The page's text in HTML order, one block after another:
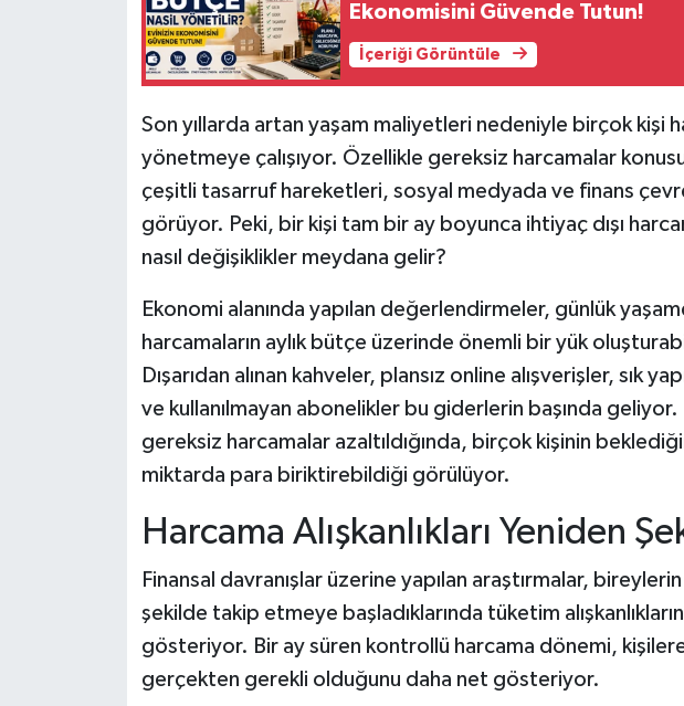
Ekonomisini Güvende Tutun!
İçeriği Görüntüle
Son yıllarda artan yaşam maliyetleri nedeniyle birçok kişi
yönetmeye çalışıyor. Özellikle gereksiz harcamalar
çeşitli tasarruf hareketleri, sosyal medyada ve finans
görüyor. Peki, bir kişi tam bir ay boyunca ihtiyaç dışı
nasıl değişiklikler meydana gelir?
Ekonomi alanında yapılan değerlendirmeler, günlük
harcamaların aylık bütçe üzerinde önemli bir yük
Dışarıdan alınan kahveler, plansız online alışverişler, sık
ve kullanılmayan abonelikler bu giderlerin başında
gereksiz harcamalar azaltıldığında, birçok kişinin
miktarda para biriktirebildiği görülüyor.
Harcama Alışkanlıkları Yeniden
Finansal davranışlar üzerine yapılan araştırmalar,
şekilde takip etmeye başladıklarında tüketim
gösteriyor. Bir ay süren kontrollü harcama dönemi,
gerçekten gerekli olduğunu daha net gösteriyor.